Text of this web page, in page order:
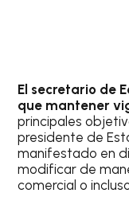
El secretario de
que mantener
principales
presidente de
manifestado en
modificar de
comercial o